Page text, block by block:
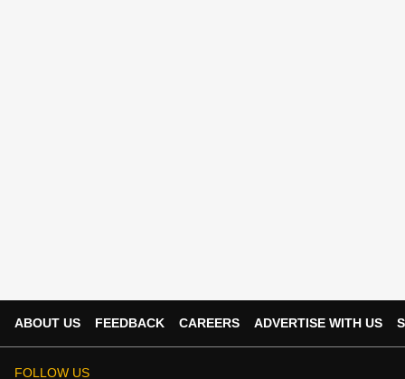
ABOUT US FEEDBACK CAREERS ADVERTISE WITH US
FOLLOW US